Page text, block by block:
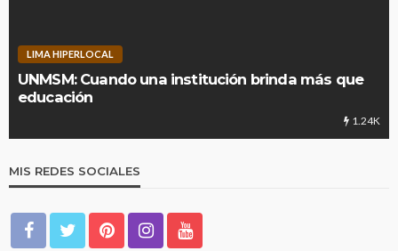
LIMA HIPERLOCAL
UNMSM: Cuando una institución brinda más que
educación
1.24K
MIS REDES SOCIALES